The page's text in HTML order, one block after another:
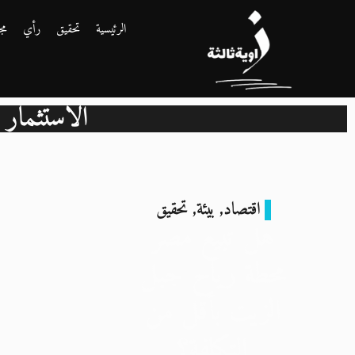
الرئيسية تحقيق رأي
اقتصاد,بيئة,تحقيق